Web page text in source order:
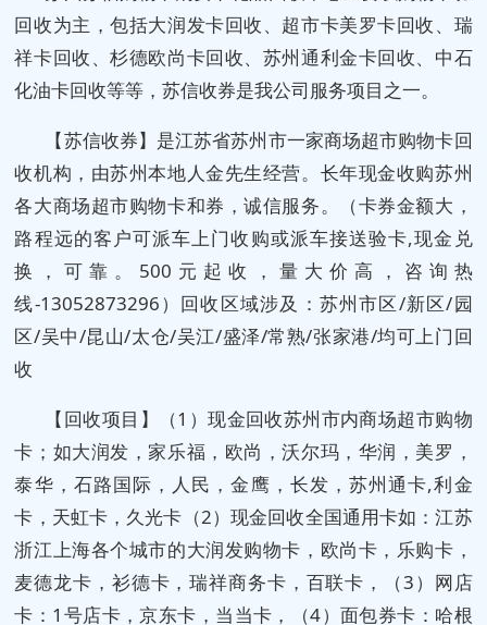
回收为主，包括大润发卡回收、超市卡美罗卡回收、瑞
祥卡回收、杉德欧尚卡回收、苏州通利金卡回收、中石
化油卡回收等等，苏信收券是我公司服务项目之一。
【苏信收券】是江苏省苏州市一家商场超市购物卡回
收机构，由苏州本地人金先生经营。长年现金收购苏州
各大商场超市购物卡和券，诚信服务。（卡券金额大，
路程远的客户可派车上门收购或派车接送验卡,现金兑
换，可靠。500元起收，量大价高，咨询热
线-13052873296）回收区域涉及：苏州市区/新区/园
区/吴中/昆山/太仓/吴江/盛泽/常熟/张家港/均可上门回
收
【回收项目】（1）现金回收苏州市内商场超市购物
卡；如大润发，家乐福，欧尚，沃尔玛，华润，美罗，
泰华，石路国际，人民，金鹰，长发，苏州通卡,利金
卡，天虹卡，久光卡（2）现金回收全国通用卡如：江苏
浙江上海各个城市的大润发购物卡，欧尚卡，乐购卡，
麦德龙卡，衫德卡，瑞祥商务卡，百联卡，（3）网店
卡：1号店卡，京东卡，当当卡，（4）面包券卡：哈根